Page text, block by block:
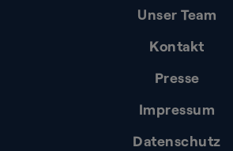
Unser Team
Kontakt
Presse
Impressum
Datenschutz